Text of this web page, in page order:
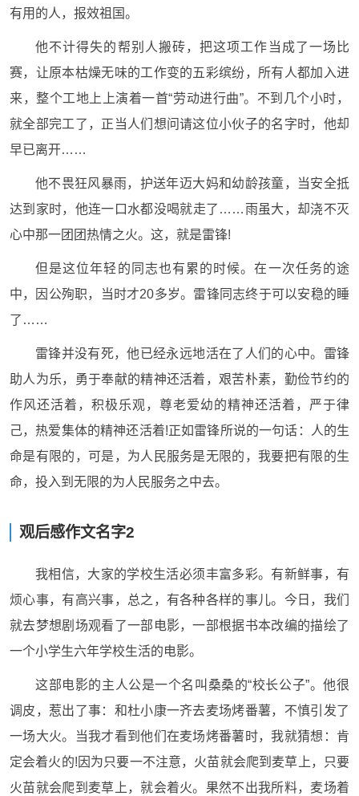
有用的人，报效祖国。
他不计得失的帮别人搬砖，把这项工作当成了一场比
赛，让原本枯燥无味的工作变的五彩缤纷，所有人都加入进
来，整个工地上上演着一首“劳动进行曲”。不到几个小时，
就全部完工了，正当人们想问请这位小伙子的名字时，他却
早已离开……
他不畏狂风暴雨，护送年迈大妈和幼龄孩童，当安全抵
达到家时，他连一口水都没喝就走了……雨虽大，却浇不灭
心中那一团团热情之火。这，就是雷锋!
但是这位年轻的同志也有累的时候。在一次任务的途
中，因公殉职，当时才20多岁。雷锋同志终于可以安稳的睡
了……
雷锋并没有死，他已经永远地活在了人们的心中。雷锋
助人为乐，勇于奉献的精神还活着，艰苦朴素，勤俭节约的
作风还活着，积极乐观，尊老爱幼的精神还活着，严于律
己，热爱集体的精神还活着!正如雷锋所说的一句话：人的生
命是有限的，可是，为人民服务是无限的，我要把有限的生
命，投入到无限的为人民服务之中去。
观后感作文名字2
我相信，大家的学校生活必须丰富多彩。有新鲜事，有
烦心事，有高兴事，总之，有各种各样的事儿。今日，我们
就去梦想剧场观看了一部电影，一部根据书本改编的描绘了
一个小学生六年学校生活的电影。
这部电影的主人公是一个名叫桑桑的“校长公子”。他很
调皮，惹出了事：和杜小康一齐去麦场烤番薯，不慎引发了
一场大火。当我才看到他们在麦场烤番薯时，我就猜想：肯
定会着火的!因为只要一不注意，火苗就会爬到麦草上，只要
火苗就会爬到麦草上，就会着火。果然不出我所料，麦场着